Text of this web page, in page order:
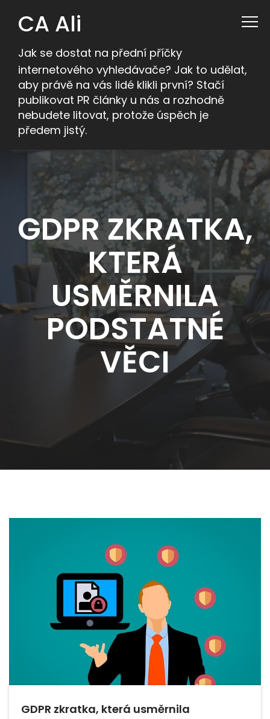
CA Ali
Jak se dostat na přední příčky
internetového vyhledávače? Jak to udělat,
aby právě na vás lidé klikli první? Stačí
publikovat PR články u nás a rozhodně
nebudete litovat, protože úspěch je
předem jistý.
GDPR ZKRATKA,
KTERÁ
USMĚRNILA
PODSTATNÉ
VĚCI
GDPR zkratka, která usměrnila